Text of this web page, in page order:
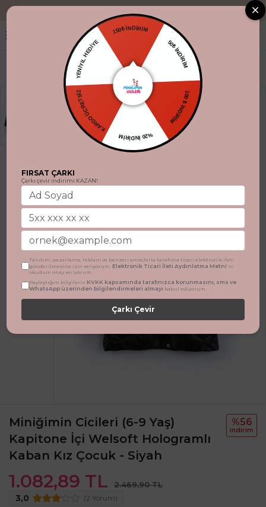
"Aynı gün
Miniğimin Cicileri (6-9 Yaş)
Kapitone İçi Welsoft Hologramlı
Kaban Kız Çocuk - Siyah
1.082,89 TL 2.469,90 TL
%56
i̇ndi̇ri̇m
3,0 (2 Yorum)
150₺ İNDİRİM
50₺ İNDİRİM
100 ₺ İNDİRİM
%20 İNDİRİM
KARGO ÜCRETSİZ
YENİYIL HEDİYE
FIRSAT ÇARKI
Çarkı çevir indirimi KAZAN!
Tanıtım, pazarlama, reklam ve benzeri amaçlarla tarafıma ticari elektronik ileti
gönderilmesine izin veriyorum. Elektronik Ticari İleti Aydınlatma Metni 'ni
okudum onay veriyorum.
Paylaştığım bilgilerin KVKK kapsamında tarafınızca korunmasını, sms ve
WhatsApp üzerinden bilgilendirmeleri almayı kabul ediyorum.
Çarkı Çevir